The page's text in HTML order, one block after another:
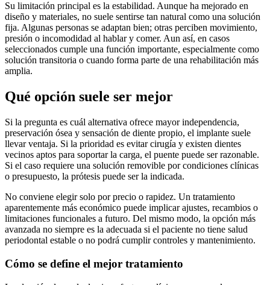
Su limitación principal es la estabilidad. Aunque ha mejorado en
diseño y materiales, no suele sentirse tan natural como una solución
fija. Algunas personas se adaptan bien; otras perciben movimiento,
presión o incomodidad al hablar y comer. Aun así, en casos
seleccionados cumple una función importante, especialmente como
solución transitoria o cuando forma parte de una rehabilitación más
amplia.
Qué opción suele ser mejor
Si la pregunta es cuál alternativa ofrece mayor independencia,
preservación ósea y sensación de diente propio, el implante suele
llevar ventaja. Si la prioridad es evitar cirugía y existen dientes
vecinos aptos para soportar la carga, el puente puede ser razonable.
Si el caso requiere una solución removible por condiciones clínicas
o presupuesto, la prótesis puede ser la indicada.
No conviene elegir solo por precio o rapidez. Un tratamiento
aparentemente más económico puede implicar ajustes, recambios o
limitaciones funcionales a futuro. Del mismo modo, la opción más
avanzada no siempre es la adecuada si el paciente no tiene salud
periodontal estable o no podrá cumplir controles y mantenimiento.
Cómo se define el mejor tratamiento